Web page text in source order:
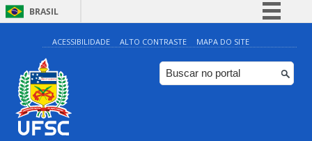
BRASIL
Simplifique!
Comunica BR
Participe
ACESSIBILIDADE ALTO CONTRASTE MAPA DO SITE